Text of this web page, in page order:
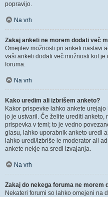
popravijo.
Na vrh
Zakaj anketi ne morem dodati več
Omejitev možnosti pri anketi nastavi
vaši anketi dodati več možnosti kot
foruma.
Na vrh
Kako uredim ali izbrišem anketo?
Kakor prispevke lahko ankete
jo je ustvaril. Če želite urediti
prispevka v temi; to je vedno
glasu, lahko uporabnik anketo uredi
lahko uredi/izbriše le moderator ali
ankete nekje na sredi izvajanja.
Na vrh
Zakaj do nekega foruma ne morem
Nekateri forumi so lahko omejeni na